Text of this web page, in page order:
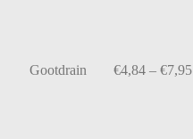
Gootdrain €4,84 – €7,95